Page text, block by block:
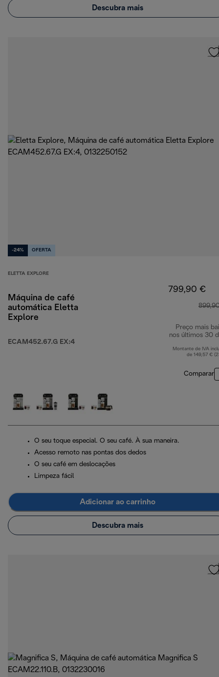
Descubra mais
-24% OFERTA
ELETTA EXPLORE
Máquina de café
automática Eletta
Explore
ECAM452.67.G EX:4
799,90 €
Preço mais
nos últimos 30
Montante de IVA
de 149,57 €
Comparar
O seu toque especial. O seu café. À sua maneira.
Acesso remoto nas pontas dos dedos
O seu café em deslocações
Limpeza fácil
Adicionar ao carrinho
Descubra mais